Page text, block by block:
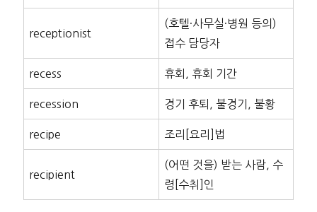
receptionist
(호텔·사무실·병원 등의)
접수 담당자
recess 휴회, 휴회 기간
recession 경기 후퇴, 불경기, 불황
recipe 조리[요리]법
recipient
(어떤 것을) 받는 사람, 수
령[수취]인